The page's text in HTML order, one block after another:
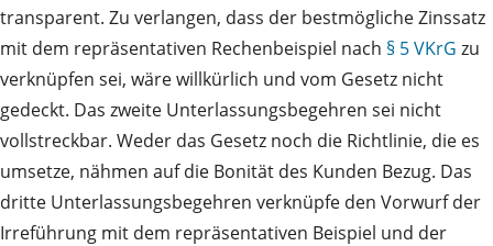
transparent. Zu verlangen, dass der bestmögliche Zinssatz
mit dem repräsentativen Rechenbeispiel nach § 5 VKrG zu
verknüpfen sei, wäre willkürlich und vom Gesetz nicht
gedeckt. Das zweite Unterlassungsbegehren sei nicht
vollstreckbar. Weder das Gesetz noch die Richtlinie, die es
umsetze, nähmen auf die Bonität des Kunden Bezug. Das
dritte Unterlassungsbegehren verknüpfe den Vorwurf der
Irreführung mit dem repräsentativen Beispiel und der